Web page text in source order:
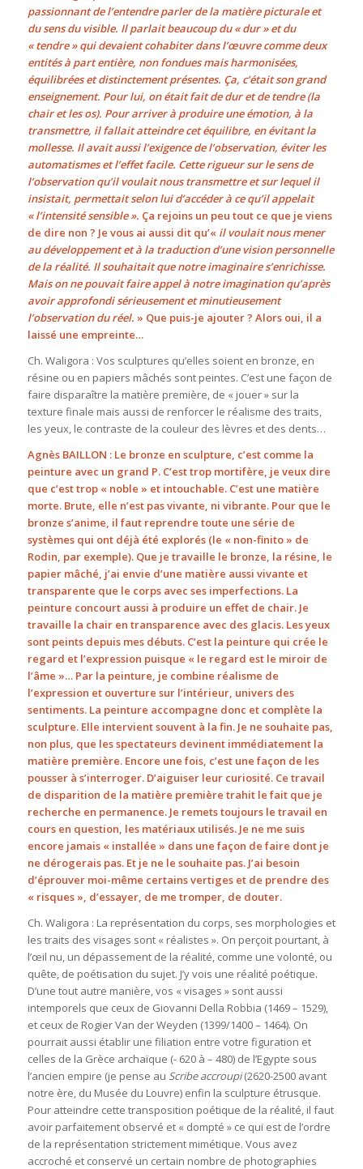
passionnant de l’entendre parler de la matière picturale et
du sens du visible. Il parlait beaucoup du « dur » et du
« tendre » qui devaient cohabiter dans l’œuvre comme deux
entités à part entière, non fondues mais harmonisées,
équilibrées et distinctement présentes. Ça, c’était son grand
enseignement. Pour lui, on était fait de dur et de tendre (la
chair et les os). Pour arriver à produire une émotion, à la
transmettre, il fallait atteindre cet équilibre, en évitant la
mollesse. Il avait aussi l’exigence de l’observation, éviter les
automatismes et l’effet facile. Cette rigueur sur le sens de
l’observation qu’il voulait nous transmettre et sur lequel il
insistait, permettait selon lui d’accéder à ce qu’il appelait
« l’intensité sensible ». Ça rejoins un peu tout ce que je viens
de dire non ? Je vous ai aussi dit qu’« il voulait nous mener
au développement et à la traduction d’une vision personnelle
de la réalité. Il souhaitait que notre imaginaire s’enrichisse.
Mais on ne pouvait faire appel à notre imagination qu’après
avoir approfondi sérieusement et minutieusement
l’observation du réel. » Que puis-je ajouter ? Alors oui, il a
laissé une empreinte…
Ch. Waligora : Vos sculptures qu’elles soient en bronze, en
résine ou en papiers mâchés sont peintes. C’est une façon de
faire disparaître la matière première, de « jouer » sur la
texture finale mais aussi de renforcer le réalisme des traits,
les yeux, le contraste de la couleur des lèvres et des dents…
Agnès BAILLON : Le bronze en sculpture, c’est comme la
peinture avec un grand P. C’est trop mortifère, je veux dire
que c’est trop « noble » et intouchable. C’est une matière
morte. Brute, elle n’est pas vivante, ni vibrante. Pour que le
bronze s’anime, il faut reprendre toute une série de
systèmes qui ont déjà été explorés (le « non-finito » de
Rodin, par exemple). Que je travaille le bronze, la résine, le
papier mâché, j’ai envie d’une matière aussi vivante et
transparente que le corps avec ses imperfections. La
peinture concourt aussi à produire un effet de chair. Je
travaille la chair en transparence avec des glacis. Les yeux
sont peints depuis mes débuts. C’est la peinture qui crée le
regard et l’expression puisque « le regard est le miroir de
l’âme »… Par la peinture, je combine réalisme de
l’expression et ouverture sur l’intérieur, univers des
sentiments. La peinture accompagne donc et complète la
sculpture. Elle intervient souvent à la fin. Je ne souhaite pas,
non plus, que les spectateurs devinent immédiatement la
matière première. Encore une fois, c’est une façon de les
pousser à s’interroger. D’aiguiser leur curiosité. Ce travail
de disparition de la matière première trahit le fait que je
recherche en permanence. Je remets toujours le travail en
cours en question, les matériaux utilisés. Je ne me suis
encore jamais « installée » dans une façon de faire dont je
ne dérogerais pas. Et je ne le souhaite pas. J’ai besoin
d’éprouver moi-même certains vertiges et de prendre des
« risques », d’essayer, de me tromper, de douter.
Ch. Waligora : La représentation du corps, ses morphologies et
les traits des visages sont « réalistes ». On perçoit pourtant, à
l’œil nu, un dépassement de la réalité, comme une volonté, ou
quête, de poétisation du sujet. J’y vois une réalité poétique.
D’une tout autre manière, vos « visages » sont aussi
intemporels que ceux de Giovanni Della Robbia (1469 – 1529),
et ceux de Rogier Van der Weyden (1399/1400 – 1464). On
pourrait aussi établir une filiation entre votre figuration et
celles de la Grèce archaïque (- 620 à – 480) de l’Egypte sous
l’ancien empire (je pense au Scribe accroupi(2620-2500 avant
notre ère, du Musée du Louvre) enfin la sculpture étrusque.
Pour atteindre cette transposition poétique de la réalité, il faut
avoir parfaitement observé et « dompté » ce qui est de l’ordre
de la représentation strictement mimétique. Vous avez
accroché et conservé un certain nombre de photographies